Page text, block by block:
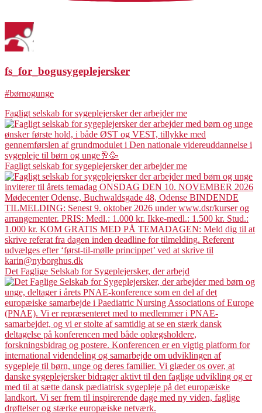
fs_for_bogusygeplejersker
#børnogunge
Fagligt selskab for sygeplejersker der arbejder me
Fagligt selskab for sygeplejersker der arbejder me
Det Faglige Selskab for Sygeplejersker, der arbejd